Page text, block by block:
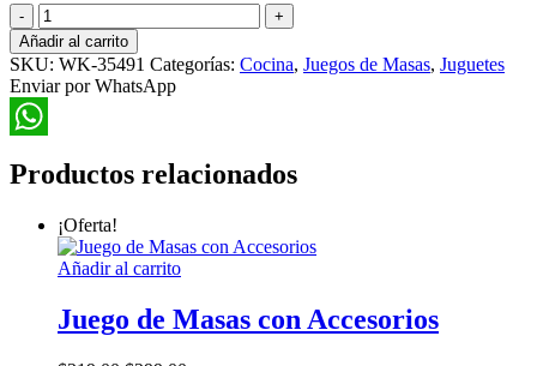
Juego
de
Masa
en
Blíster
Grande
cantidad
Añadir al carrito
SKU: WK-35491 Categorías: Cocina, Juegos de Masas, Juguetes
Enviar por WhatsApp
Productos relacionados
¡Oferta!
Añadir al carrito
Juego de Masas con Accesorios